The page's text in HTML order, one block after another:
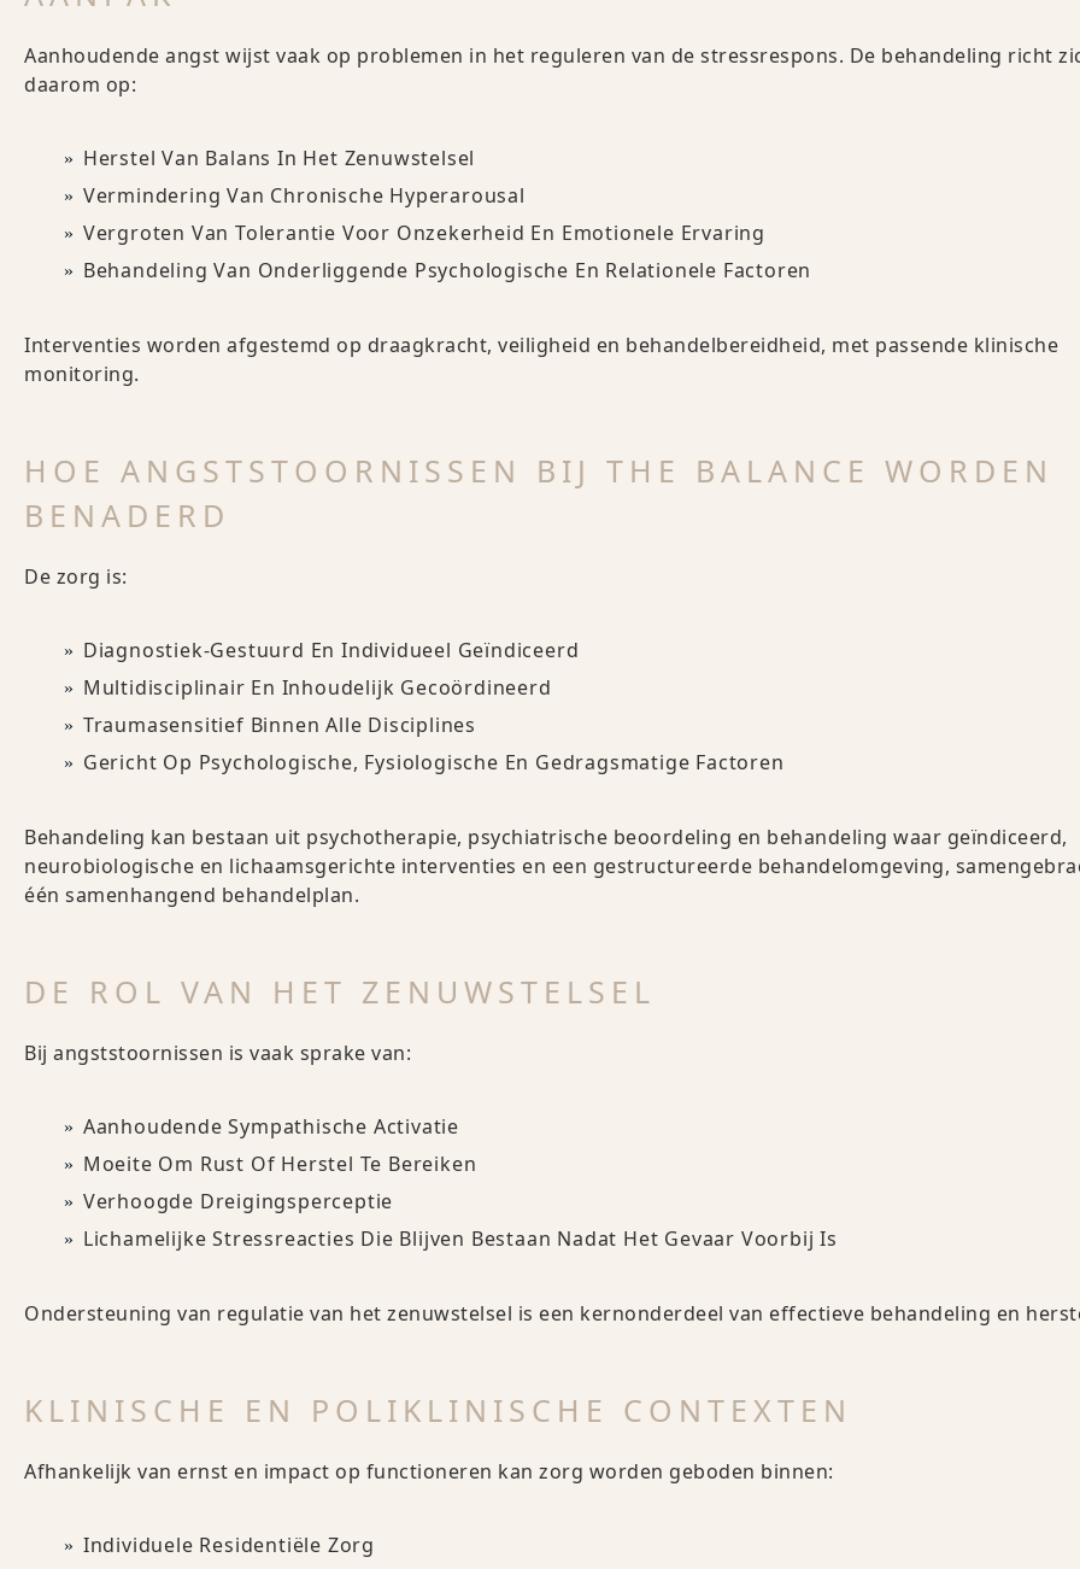
Aanhoudende angst wijst vaak op problemen in het reguleren van de stressrespons. De behandeling richt
daarom op:
Herstel Van Balans In Het Zenuwstelsel
Vermindering Van Chronische Hyperarousal
Vergroten Van Tolerantie Voor Onzekerheid En Emotionele Ervaring
Behandeling Van Onderliggende Psychologische En Relationele Factoren
Interventies worden afgestemd op draagkracht, veiligheid en behandelbereidheid, met passende klinische
monitoring.
HOE ANGSTSTOORNISSEN BIJ THE BALANCE WORDEN
BENADERD
De zorg is:
Diagnostiek-Gestuurd En Individueel Geïndiceerd
Multidisciplinair En Inhoudelijk Gecoördineerd
Traumasensitief Binnen Alle Disciplines
Gericht Op Psychologische, Fysiologische En Gedragsmatige Factoren
Behandeling kan bestaan uit psychotherapie, psychiatrische beoordeling en behandeling waar geïndiceerd,
neurobiologische en lichaamsgerichte interventies en een gestructureerde behandelomgeving,
één samenhangend behandelplan.
DE ROL VAN HET ZENUWSTELSEL
Bij angststoornissen is vaak sprake van:
Aanhoudende Sympathische Activatie
Moeite Om Rust Of Herstel Te Bereiken
Verhoogde Dreigingsperceptie
Lichamelijke Stressreacties Die Blijven Bestaan Nadat Het Gevaar Voorbij Is
Ondersteuning van regulatie van het zenuwstelsel is een kernonderdeel van effectieve behandeling en
KLINISCHE EN POLIKLINISCHE CONTEXTEN
Afhankelijk van ernst en impact op functioneren kan zorg worden geboden binnen:
Individuele Residentiële Zorg